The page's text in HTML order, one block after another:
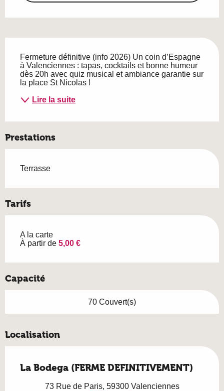
Fermeture définitive (info 2026) Un coin d’Espagne
à Valenciennes : tapas, cocktails et bonne humeur
dès 20h avec quiz musical et ambiance garantie sur
la place St Nicolas !
Lire la suite
Prestations
Terrasse
Tarifs
A la carte
À partir de 5,00 €
Capacité
70 Couvert(s)
Localisation
La Bodega (FERME DEFINITIVEMENT)
73 Rue de Paris, 59300 Valenciennes